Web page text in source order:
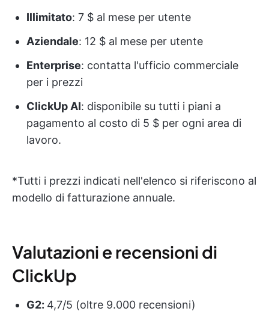
Illimitato: 7 $ al mese per utente
Aziendale: 12 $ al mese per utente
Enterprise: contatta l'ufficio commerciale
per i prezzi
ClickUp AI: disponibile su tutti i piani a
pagamento al costo di 5 $ per ogni area di
lavoro.
*Tutti i prezzi indicati nell'elenco si riferiscono al
modello di fatturazione annuale.
Valutazioni e recensioni di
ClickUp
G2: 4,7/5 (oltre 9.000 recensioni)